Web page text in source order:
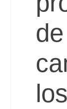
Horarios
de